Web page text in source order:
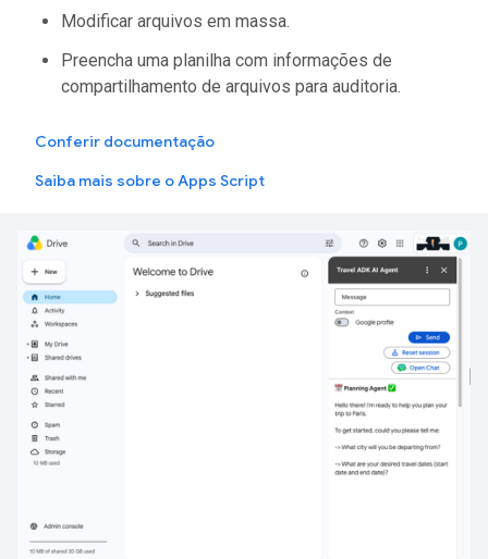
Modificar arquivos em massa.
Preencha uma planilha com informações de
compartilhamento de arquivos para auditoria.
Conferir documentação
Saiba mais sobre o Apps Script